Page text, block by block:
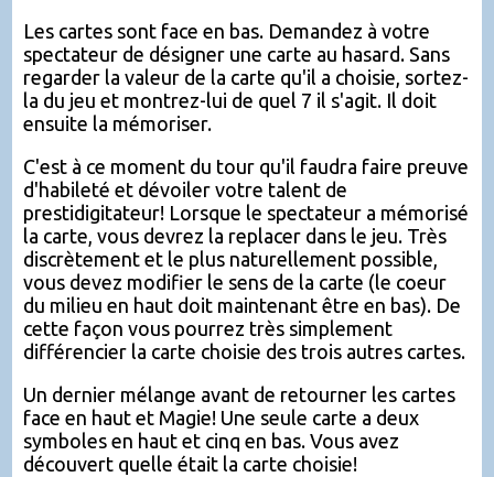
Les cartes sont face en bas. Demandez à votre
spectateur de désigner une carte au hasard. Sans
regarder la valeur de la carte qu'il a choisie, sortez-
la du jeu et montrez-lui de quel 7 il s'agit. Il doit
ensuite la mémoriser.
C'est à ce moment du tour qu'il faudra faire preuve
d'habileté et dévoiler votre talent de
prestidigitateur! Lorsque le spectateur a mémorisé
la carte, vous devrez la replacer dans le jeu. Très
discrètement et le plus naturellement possible,
vous devez modifier le sens de la carte (le coeur
du milieu en haut doit maintenant être en bas). De
cette façon vous pourrez très simplement
différencier la carte choisie des trois autres cartes.
Un dernier mélange avant de retourner les cartes
face en haut et Magie! Une seule carte a deux
symboles en haut et cinq en bas. Vous avez
découvert quelle était la carte choisie!